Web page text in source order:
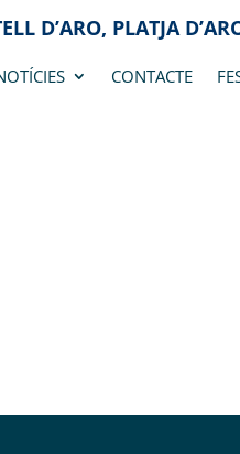
D’ARO, PLATJA
CONTACTE